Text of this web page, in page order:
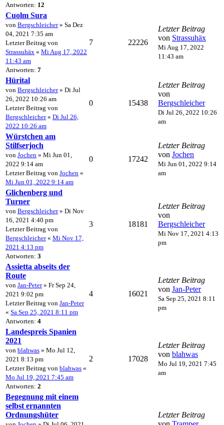
Antworten: 12
Cuolm Sura
von Bergschleicher» Sa Dez
04, 2021 7:35 am
Letzter Beitrag von
Strassuhäx « Mi Aug 17, 2022
11:43 am
Antworten: 7
7 22226
Letzter Beitrag
von Strassuhäx
Mi Aug 17, 2022
11:43 am
Hürital
von Bergschleicher» Di Jul
26, 2022 10:26 am
Letzter Beitrag von
Bergschleicher« Di Jul 26,
2022 10:26 am
0 15438
Letzter Beitrag
von
Bergschleicher
Di Jul 26, 2022 10:26
am
Würstchen am
Stilfserjoch
von Jochen » Mi Jun 01,
2022 9:14 am
Letzter Beitrag von Jochen «
Mi Jun 01, 2022 9:14 am
0 17242
Letzter Beitrag
von Jochen
Mi Jun 01, 2022 9:14
am
Glichenberg und
Turner
von Bergschleicher» Di Nov
16, 2021 4:40 pm
Letzter Beitrag von
Bergschleicher« Mi Nov 17,
2021 4:13 pm
Antworten: 3
3 18181
Letzter Beitrag
von
Bergschleicher
Mi Nov 17, 2021 4:13
pm
Assietta abseits der
Route
von Jan-Peter» Fr Sep 24,
2021 9:02 pm
Letzter Beitrag von Jan-Peter
« Sa Sep 25, 2021 8:11 pm
Antworten: 4
4 16021
Letzter Beitrag
von Jan-Peter
Sa Sep 25, 2021 8:11
pm
Landespreis Spanien
2021
von blahwas » Mo Jul 12,
2021 8:13 pm
Letzter Beitrag von blahwas «
Mo Jul 19, 2021 7:45 am
Antworten: 2
2 17028
Letzter Beitrag
von blahwas
Mo Jul 19, 2021 7:45
am
Begegnung mit einem
selbst ernannten
Ordnungshüter
Letzter Beitrag